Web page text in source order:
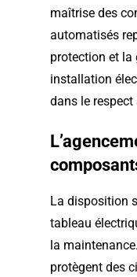
maîtrise des
automatisés
protection et la
installation
dans le respect
La disposition
tableau
la
protègent des